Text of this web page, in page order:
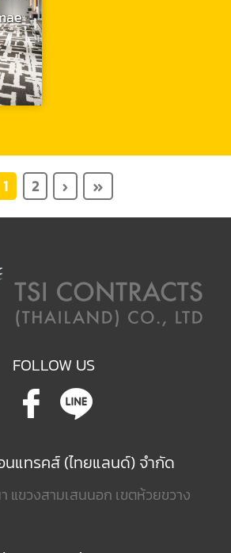
1 2
FOLLOW US
นแทรคส์ (ไทยแลนด์) จำกัด
แขวงสามเสนนอก เขตห้วยขวาง